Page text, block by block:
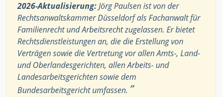
2026-Aktualisierung:Jörg Paulsen ist von der
Rechtsanwaltskammer Düsseldorf als Fachanwalt für
Familienrecht und Arbeitsrecht zugelassen. Er bietet
Rechtsdienstleistungen an, die die Erstellung von
Verträgen sowie die Vertretung vor allen Amts-, Land-
und Oberlandesgerichten, allen Arbeits- und
Landesarbeitsgerichten sowie dem
Bundesarbeitsgericht umfassen. ”